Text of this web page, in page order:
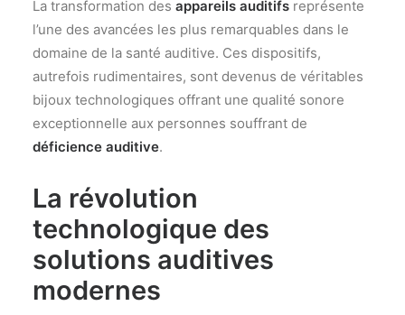
La transformation des appareils auditifs représente
l’une des avancées les plus remarquables dans le
domaine de la santé auditive. Ces dispositifs,
autrefois rudimentaires, sont devenus de véritables
bijoux technologiques offrant une qualité sonore
exceptionnelle aux personnes souffrant de
déficience auditive.
La révolution
technologique des
solutions auditives
modernes